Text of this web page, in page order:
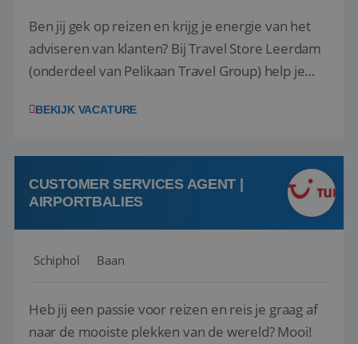
Ben jij gek op reizen en krijg je energie van het
adviseren van klanten? Bij Travel Store Leerdam
(onderdeel van Pelikaan Travel Group) help je
vinden. Samen maken we van elke reis een
hebt in de reisbranche of j...
BEKIJK VACATURE
CUSTOMER SERVICES AGENT |
AIRPORTBALIES
Schiphol Baan
Heb jij een passie voor reizen en reis je graag af
naar de mooiste plekken van de wereld? Mooi!